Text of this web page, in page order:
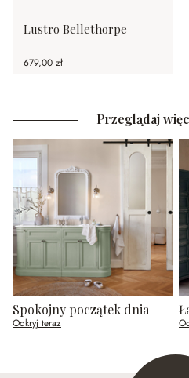
Lustro Bellethorpe
679,00 zł
Przeglądaj
Spokojny początek dnia
Odkryj teraz